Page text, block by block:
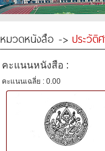
หมวดหนังสือ -> ประวัติ
คะแนนหนังสือ :
คะแนนเฉลี่ย : 0.00